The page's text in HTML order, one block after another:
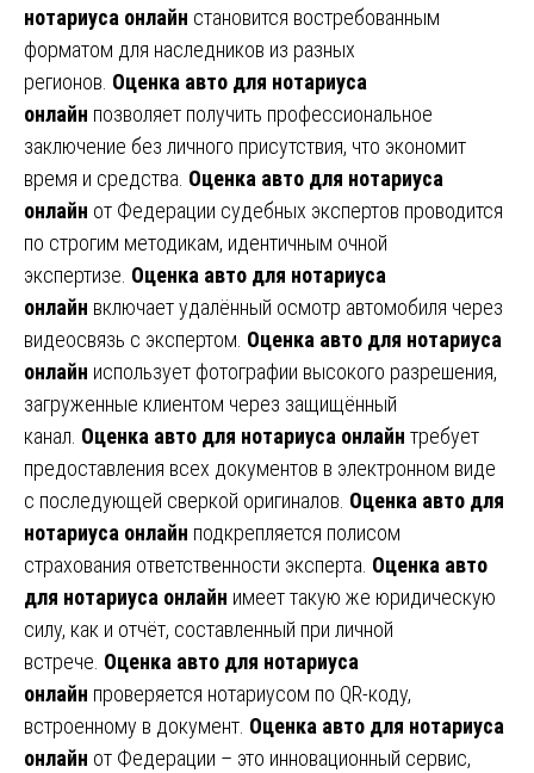
нотариуса онлайн становится востребованным
форматом для наследников из разных
регионов. Оценка авто для нотариуса
онлайн позволяет получить профессиональное
заключение без личного присутствия, что экономит
время и средства. Оценка авто для нотариуса
онлайн от Федерации судебных экспертов проводится
по строгим методикам, идентичным очной
экспертизе. Оценка авто для нотариуса
онлайн включает удалённый осмотр автомобиля через
видеосвязь с экспертом. Оценка авто для нотариуса
онлайн использует фотографии высокого разрешения,
загруженные клиентом через защищённый
канал. Оценка авто для нотариуса онлайн требует
предоставления всех документов в электронном виде
с последующей сверкой оригиналов. Оценка авто для
нотариуса онлайн подкрепляется полисом
страхования ответственности эксперта. Оценка авто
для нотариуса онлайн имеет такую же юридическую
силу, как и отчёт, составленный при личной
встрече. Оценка авто для нотариуса
онлайн проверяется нотариусом по QR-коду,
встроенному в документ. Оценка авто для нотариуса
онлайн от Федерации – это инновационный сервис,